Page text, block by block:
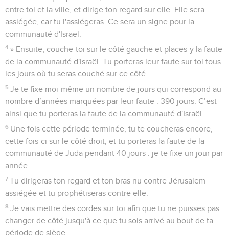
entre toi et la ville, et dirige ton regard sur elle. Elle sera
assiégée, car tu l'assiégeras. Ce sera un signe pour la
communauté d'Israël.
4 » Ensuite, couche-toi sur le côté gauche et places-y la faute
de la communauté d'Israël. Tu porteras leur faute sur toi tous
les jours où tu seras couché sur ce côté.
5 Je te fixe moi-même un nombre de jours qui correspond au
nombre d’années marquées par leur faute : 390 jours. C’est
ainsi que tu porteras la faute de la communauté d'Israël.
6 Une fois cette période terminée, tu te coucheras encore,
cette fois-ci sur le côté droit, et tu porteras la faute de la
communauté de Juda pendant 40 jours : je te fixe un jour par
année.
7 Tu dirigeras ton regard et ton bras nu contre Jérusalem
assiégée et tu prophétiseras contre elle.
8 Je vais mettre des cordes sur toi afin que tu ne puisses pas
changer de côté jusqu'à ce que tu sois arrivé au bout de ta
période de siège.